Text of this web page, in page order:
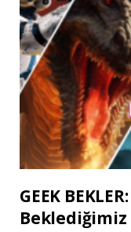
GEEK
Beklediğimiz